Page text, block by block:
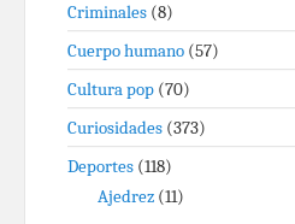
Criminales (8)
Cuerpo humano (57)
Cultura pop (70)
Curiosidades (373)
Deportes (118)
Ajedrez (11)